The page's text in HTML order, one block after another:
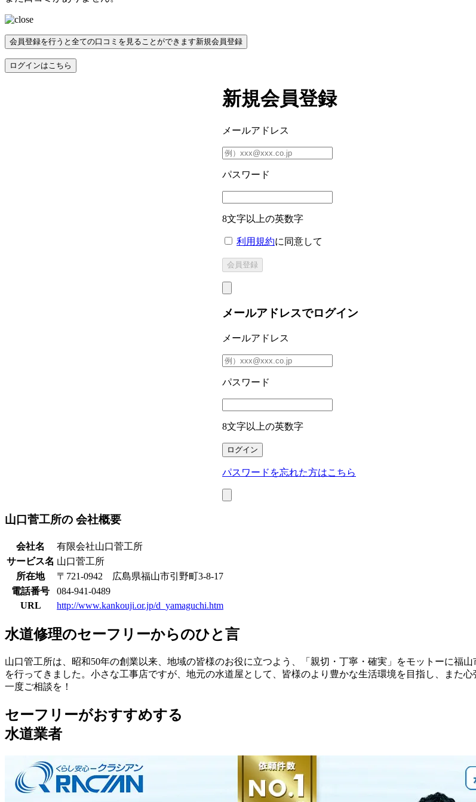
会員登録を行うと全ての口コミを見ることができます新規会員登録
ログインはこちら
新規会員登録
メールアドレス
パスワード
8文字以上の英数字
利用規約に同意して
メールアドレスでログイン
メールアドレス
パスワード
8文字以上の英数字
パスワードを忘れた方はこちら
山口菅工所の 会社概要
会社名
有限会社山口菅工所
サービス名 山口菅工所
所在地
〒721-0942 広島県福山市引野町3-8-17
電話番号
084-941-0489
URL
http://www.kankouji.or.jp/d_yamaguchi.htm
水道修理のセーフリーからのひと言
山口管工所は、昭和50年の創業以来、地域の皆様のお役に立つよう、「親切・丁寧・確実」をモットーに福
を行ってきました。小さな工事店ですが、地元の水道屋として、皆様のより豊かな生活環境を目指し、また
一度ご相談を！
セーフリーがおすすめする
水道業者